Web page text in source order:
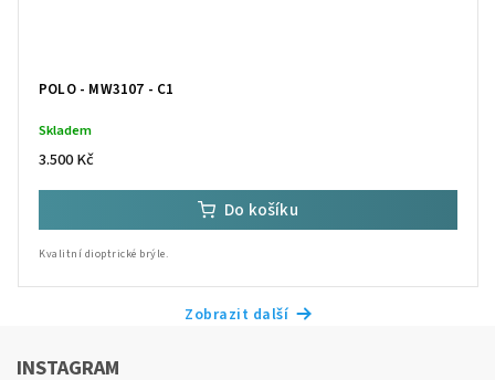
POLO - MW3107 - C1
Skladem
3.500 Kč
Do košíku
Zobrazit další
INSTAGRAM